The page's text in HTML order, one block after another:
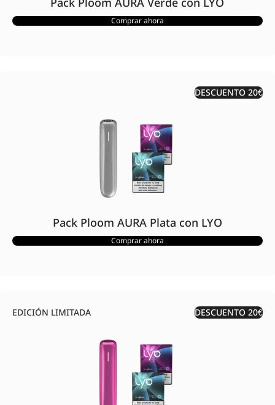
Comprar ahora
DESCUENTO 20€
Pack Ploom AURA Plata con LYO
Comprar ahora
EDICIÓN LIMITADA DESCUENTO 20€